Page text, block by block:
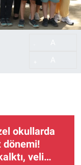
okullarda
dönemi!
veli